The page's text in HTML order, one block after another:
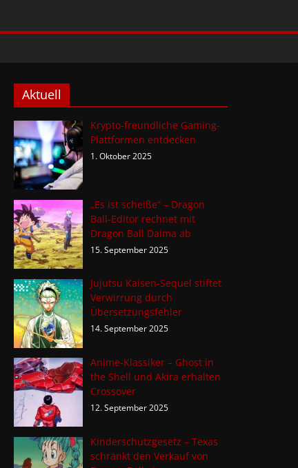
Aktuell
Krypto-freundliche Gaming-
Plattformen entdecken
1. Oktober 2025
„Es ist scheiße“ – Dragon
Ball-Editor rechnet mit
Dragon Ball Daima ab
15. September 2025
Jujutsu Kaisen-Sequel stiftet
Verwirrung durch
Übersetzungsfehler
14. September 2025
Anime-Klassiker – Ghost in
the Shell und Akira erhalten
Crossover
12. September 2025
Kinderschutzgesetz – Texas
schränkt den Verkauf von